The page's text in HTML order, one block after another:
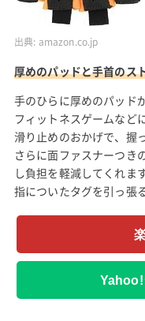
出典: amazon.co.jp
厚めのパッドと手首のス
手のひらに厚めのパッド
フィットネスゲームなど
滑り止めのおかげで、握
さらに面ファスナーつき
し負担を軽減してくれます
指についたタグを引っ張
Yahoo!